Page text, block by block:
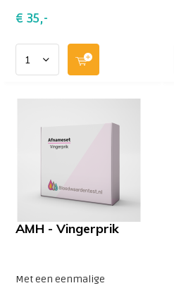
€ 35,-
AMH - Vingerprik
Met een eenmalige